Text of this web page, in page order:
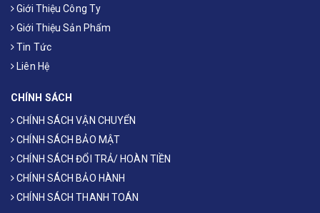
Giới Thiệu Công Ty
Giới Thiệu Sản Phẩm
Tin Tức
Liên Hệ
CHÍNH SÁCH
CHÍNH SÁCH VẬN CHUYỂN
CHÍNH SÁCH BẢO MẬT
CHÍNH SÁCH ĐỔI TRẢ/ HOÀN TIỀN
CHÍNH SÁCH BẢO HÀNH
CHÍNH SÁCH THANH TOÁN